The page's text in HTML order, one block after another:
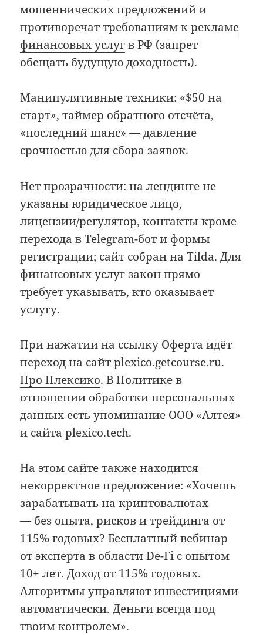
мошеннических предложений и
противоречаттребованиям к рекламе
финансовых услугв РФ (запрет
обещать будущую доходность).
Манипулятивные техники: «$50 на
старт», таймер обратного отсчёта,
«последний шанс» — давление
срочностью для сбора заявок.
Нет прозрачности: на лендинге не
указаны юридическое лицо,
лицензии/регулятор, контакты кроме
перехода в Telegram-бот и формы
регистрации; сайт собран на Tilda. Для
финансовых услуг закон прямо
требует указывать, кто оказывает
услугу.
При нажатии на ссылку Оферта идёт
переход на сайт plexico.getcourse.ru.
Про Плексико. В Политике в
отношении обработки персональных
данных есть упоминание ООО «Алтея»
и сайта plexico.tech.
На этом сайте также находится
некорректное предложение: «Хочешь
зарабатывать на криптовалютах
— без опыта, рисков и трейдинга от
115% годовых? Бесплатный вебинар
от эксперта в области De-Fi c опытом
10+ лет. Доход от 115% годовых.
Алгоритмы управляют инвестициями
автоматически. Деньги всегда под
твоим контролем».